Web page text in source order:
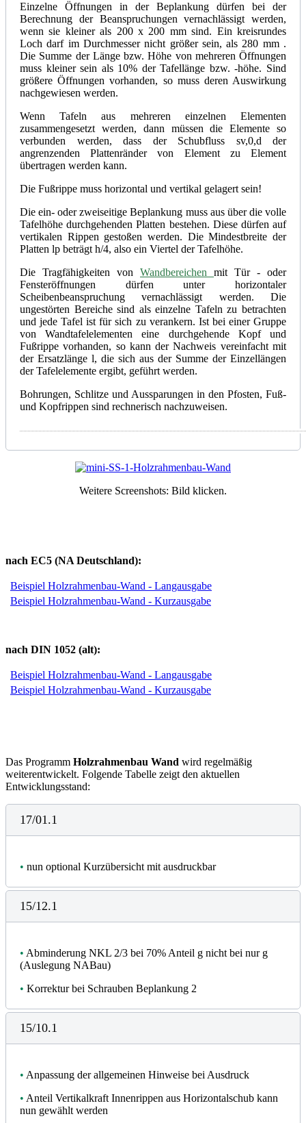
Einzelne Öffnungen in der Beplankung dürfen bei der
Berechnung der Beanspruchungen vernachlässigt werden,
wenn sie kleiner als 200 x 200 mm sind. Ein kreisrundes
Loch darf im Durchmesser nicht größer sein, als 280 mm .
Die Summe der Länge bzw. Höhe von mehreren Öffnungen
muss kleiner sein als 10% der Tafellänge bzw. -höhe. Sind
größere Öffnungen vorhanden, so muss deren Auswirkung
nachgewiesen werden.
Wenn Tafeln aus mehreren einzelnen Elementen
zusammengesetzt werden, dann müssen die Elemente so
verbunden werden, dass der Schubfluss sv,0,d der
angrenzenden Plattenränder von Element zu Element
übertragen werden kann.
Die Fußrippe muss horizontal und vertikal gelagert sein!
Die ein- oder zweiseitige Beplankung muss aus über die volle
Tafelhöhe durchgehenden Platten bestehen. Diese dürfen auf
vertikalen Rippen gestoßen werden. Die Mindestbreite der
Platten lp beträgt h/4, also ein Viertel der Tafelhöhe.
Die Tragfähigkeiten von Wandbereichen mit Tür - oder
Fensteröffnungen dürfen unter horizontaler
Scheibenbeanspruchung vernachlässigt werden. Die
ungestörten Bereiche sind als einzelne Tafeln zu betrachten
und jede Tafel ist für sich zu verankern. Ist bei einer Gruppe
von Wandtafelelementen eine durchgehende Kopf und
Fußrippe vorhanden, so kann der Nachweis vereinfacht mit
der Ersatzlänge l, die sich aus der Summe der Einzellängen
der Tafelelemente ergibt, geführt werden.
Bohrungen, Schlitze und Aussparungen in den Pfosten, Fuß-
und Kopfrippen sind rechnerisch nachzuweisen.
Weitere Screenshots: Bild klicken.
nach EC5 (NA Deutschland):
Beispiel Holzrahmenbau-Wand - Langausgabe
Beispiel Holzrahmenbau-Wand - Kurzausgabe
nach DIN 1052 (alt):
Beispiel Holzrahmenbau-Wand - Langausgabe
Beispiel Holzrahmenbau-Wand - Kurzausgabe
Das Programm Holzrahmenbau Wand wird regelmäßig
weiterentwickelt. Folgende Tabelle zeigt den aktuellen
Entwicklungsstand:
17/01.1
• nun optional Kurzübersicht mit ausdruckbar
15/12.1
• Abminderung NKL 2/3 bei 70% Anteil g nicht bei nur g
(Auslegung NABau)
• Korrektur bei Schrauben Beplankung 2
15/10.1
• Anpassung der allgemeinen Hinweise bei Ausdruck
• Anteil Vertikalkraft Innenrippen aus Horizontalschub kann
nun gewählt werden